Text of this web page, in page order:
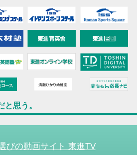
思う。
びの動画サイト 東進TV